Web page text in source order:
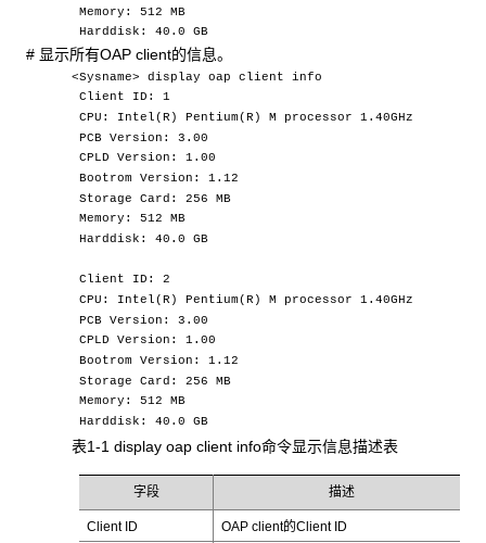
Memory: 512 MB
Harddisk: 40.0 GB
# 显示所有OAP client的信息。
<Sysname> display oap client info
Client ID: 1
CPU: Intel(R) Pentium(R) M processor 1.40GHz
PCB Version: 3.00
CPLD Version: 1.00
Bootrom Version: 1.12
Storage Card: 256 MB
Memory: 512 MB
Harddisk: 40.0 GB
Client ID: 2
CPU: Intel(R) Pentium(R) M processor 1.40GHz
PCB Version: 3.00
CPLD Version: 1.00
Bootrom Version: 1.12
Storage Card: 256 MB
Memory: 512 MB
Harddisk: 40.0 GB
表1-1 display oap client info命令显示信息描述表
字段 描述
Client ID OAP client的Client ID